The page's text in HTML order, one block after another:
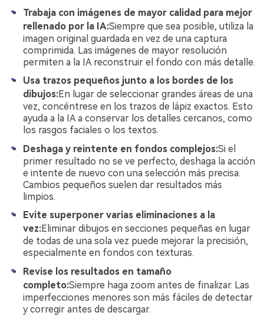
Trabaja con imágenes de mayor calidad para mejor
rellenado por la IA:Siempre que sea posible, utiliza la
imagen original guardada en vez de una captura
comprimida. Las imágenes de mayor resolución
permiten a la IA reconstruir el fondo con más detalle.
Usa trazos pequeños junto a los bordes de los
dibujos:En lugar de seleccionar grandes áreas de una
vez, concéntrese en los trazos de lápiz exactos. Esto
ayuda a la IA a conservar los detalles cercanos, como
los rasgos faciales o los textos.
Deshaga y reintente en fondos complejos:Si el
primer resultado no se ve perfecto, deshaga la acción
e intente de nuevo con una selección más precisa.
Cambios pequeños suelen dar resultados más
limpios.
Evite superponer varias eliminaciones a la
vez:Eliminar dibujos en secciones pequeñas en lugar
de todas de una sola vez puede mejorar la precisión,
especialmente en fondos con texturas.
Revise los resultados en tamaño
completo:Siempre haga zoom antes de finalizar. Las
imperfecciones menores son más fáciles de detectar
y corregir antes de descargar.